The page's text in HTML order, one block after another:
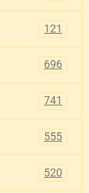
121
696
741
555
520